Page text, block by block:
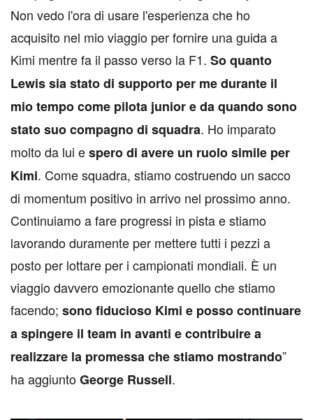
Non vedo l'ora di usare l'esperienza che ho
acquisito nel mio viaggio per fornire una guida a
Kimi mentre fa il passo verso la F1. So quanto
Lewis sia stato di supporto per me durante il
mio tempo come pilota junior e da quando sono
stato suo compagno di squadra. Ho imparato
molto da lui espero di avere un ruolo simile per
Kimi. Come squadra, stiamo costruendo un sacco
di momentum positivo in arrivo nel prossimo anno.
Continuiamo a fare progressi in pista e stiamo
lavorando duramente per mettere tutti i pezzi a
posto per lottare per i campionati mondiali. È un
viaggio davvero emozionante quello che stiamo
facendo; sono fiducioso Kimi e posso continuare
a spingere il team in avanti e contribuire a
realizzare la promessa che stiamo mostrando”
ha aggiuntoGeorge Russell.